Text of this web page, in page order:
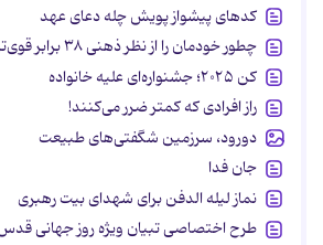
کدهای پیشواز پویش چله دعای عهد
چطور خودمان را از نظر ذهنی ۳۸ برابر قوی‌تر کنیم؟
کن ۲۰۲۵؛ جشنواره‌ای علیه خانواده
راز افرادی که کمتر ضرر می‌کنند!
دورود، سرزمین شگفتی‌های طبیعت
جان فدا
نماز لیله الدفن برای شهدای بیت رهبری
طرح اختصاصی تبیان ویژه روز جهانی